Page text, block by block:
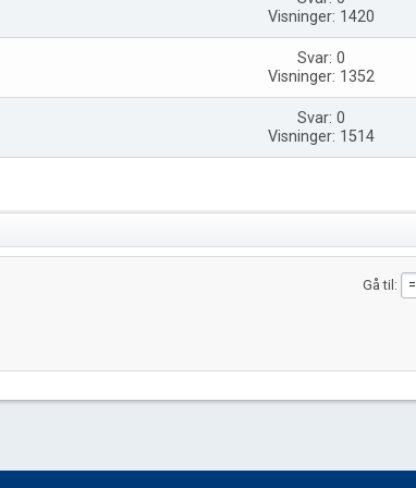
Visninger: 1420
Svar: 0
Visninger: 1352
Svar: 0
Visninger: 1514
Gå til